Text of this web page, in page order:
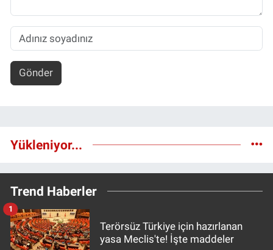
Gönder
Yükleniyor...
Trend Haberler
Terörsüz Türkiye için hazırlanan
yasa Meclis'te! İşte maddeler
1